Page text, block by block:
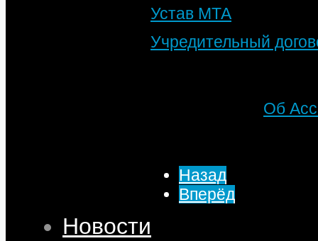
Устав МТА
Учредительный
Об
Назад
Вперёд
Новости